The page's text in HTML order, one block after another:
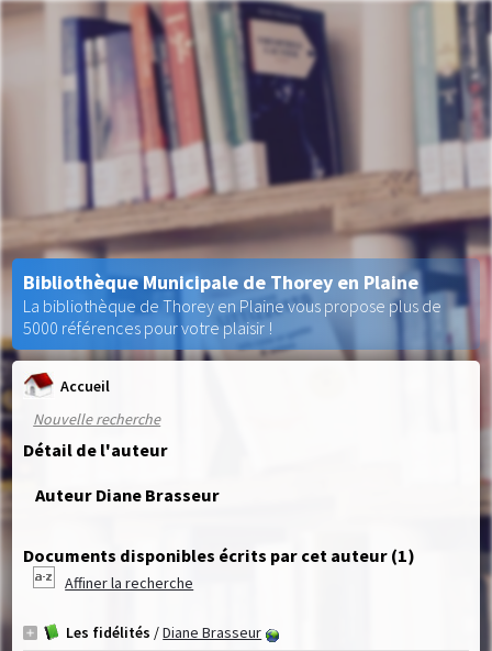
Accueil
Nouvelle recherche
Détail de l'auteur
Auteur Diane Brasseur
Documents disponibles écrits par cet auteur (1)
Affiner la recherche
Les fidélités /Diane Brasseur
Bibliothèque Municipale de Thorey en Plaine
La bibliothèque de Thorey en Plaine vous propose plus de
5000 références pour votre plaisir !